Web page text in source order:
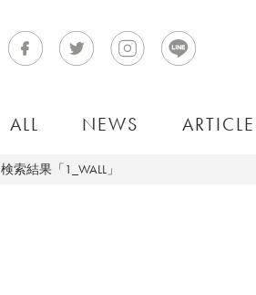
ALL NEWS
検索結果「1_WALL」